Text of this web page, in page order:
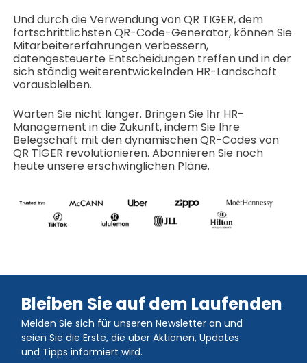
Und durch die Verwendung von QR TIGER, dem
fortschrittlichsten QR-Code-Generator, können Sie
Mitarbeitererfahrungen verbessern,
datengesteuerte Entscheidungen treffen und in der
sich ständig weiterentwickelnden HR-Landschaft
vorausbleiben.
Warten Sie nicht länger. Bringen Sie Ihr HR-
Management in die Zukunft, indem Sie Ihre
Belegschaft mit den dynamischen QR-Codes von
QR TIGER revolutionieren. Abonnieren Sie noch
heute unsere erschwinglichen Pläne.
Bleiben Sie auf dem Laufenden
Melden Sie sich für unseren Newsletter an und
seien Sie die Erste, die über Aktionen, Updates
und Tipps informiert wird.